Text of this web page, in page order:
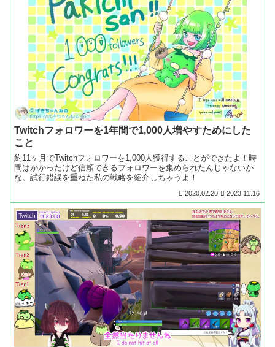
Twitchフォロワーを1年間で1,000人増やすためにした
こと
約11ヶ月でTwitchフォロワーを1,000人獲得することができたよ！時
間はかかったけど信頼できるフォロワーを集められたんじゃないか
な。試行錯誤を重ねた私の戦略を紹介しちゃうよ！
2020.02.20 2023.11.16
Twitch